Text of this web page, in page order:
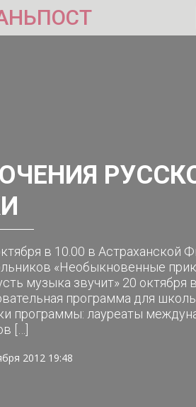
в 10.00 в Астраханской
«Необыкновенные
музыка звучит» 20 октября
программа для
программы: лауреаты
[…]
2012 19:48